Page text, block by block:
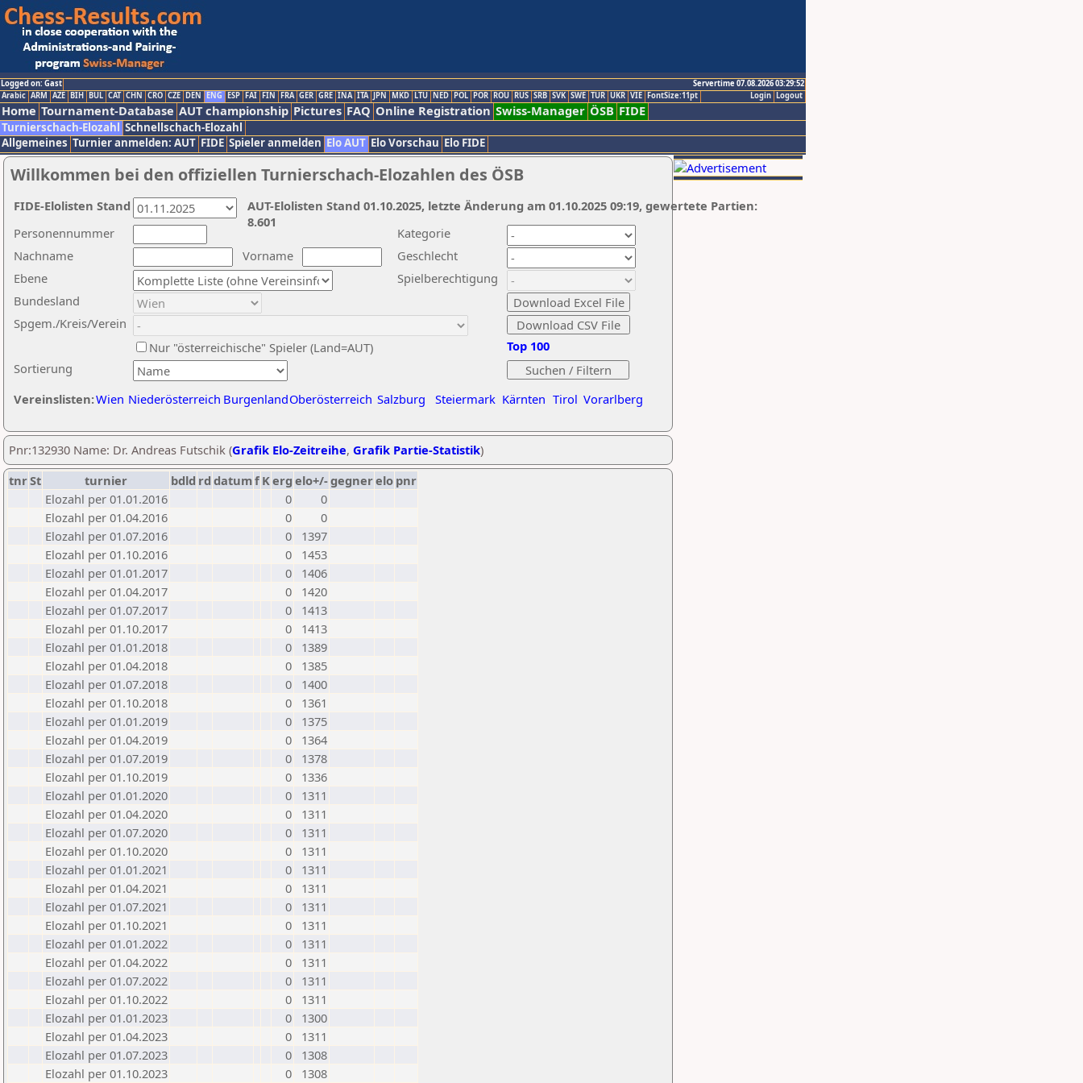
Logged on: Gast
Servertime 07.08.2026 03:29:52
Logout
Login
Arabic ARM AZE BIH BUL CAT CHN CRO CZE DEN ENG ESP FAI FIN FRA GER GRE INA ITA JPN MKD LTU NED POL POR ROU RUS SRB SVK SWE TUR UKR VIE FontSize:11pt
Home Tournament-Database AUT championship Pictures FAQ Online Registration Swiss-Manager ÖSB FIDE
Turnierschach-Elozahl Schnellschach-Elozahl
Allgemeines Turnier anmelden: AUT FIDE Spieler anmelden Elo AUT Elo Vorschau Elo FIDE
Willkommen bei den offiziellen Turnierschach-Elozahlen des ÖSB
Nachname
Vorname
Ebene
Kategorie
Sortierung
Personennummer
Bundesland
Spgem./Kreis/Verein
Geschlecht
Nur "österreichische" Spieler (Land=AUT)
Spielberechtigung
Vereinslisten:Wien Niederösterreich BurgenlandOberösterreich Salzburg Steiermark Kärnten Tirol Vorarlberg
Top 100
AUT-Elolisten Stand 01.10.2025, letzte Änderung am 01.10.2025 09:19, gewertete Partien:
8.601
FIDE-Elolisten Stand
Pnr:132930 Name: Dr. Andreas Futschik (Grafik Elo-Zeitreihe, Grafik Partie-Statistik)
tnrSt turnier bdld rd datumf Kerg elo+/-gegnerelo pnr
Elozahl per 01.01.2016
0
0
Elozahl per 01.04.2016
0
0
Elozahl per 01.07.2016
0
1397
Elozahl per 01.10.2016
0
1453
Elozahl per 01.01.2017
0
1406
Elozahl per 01.04.2017
0
1420
Elozahl per 01.07.2017
0
1413
Elozahl per 01.10.2017
0
1413
Elozahl per 01.01.2018
0
1389
Elozahl per 01.04.2018
0
1385
Elozahl per 01.07.2018
0
1400
Elozahl per 01.10.2018
0
1361
Elozahl per 01.01.2019
0
1375
Elozahl per 01.04.2019
0
1364
Elozahl per 01.07.2019
0
1378
Elozahl per 01.10.2019
0
1336
Elozahl per 01.01.2020
0
1311
Elozahl per 01.04.2020
0
1311
Elozahl per 01.07.2020
0
1311
Elozahl per 01.10.2020
0
1311
Elozahl per 01.01.2021
0
1311
Elozahl per 01.04.2021
0
1311
Elozahl per 01.07.2021
0
1311
Elozahl per 01.10.2021
0
1311
Elozahl per 01.01.2022
0
1311
Elozahl per 01.04.2022
0
1311
Elozahl per 01.07.2022
0
1311
Elozahl per 01.10.2022
0
1311
Elozahl per 01.01.2023
0
1300
Elozahl per 01.04.2023
0
1311
Elozahl per 01.07.2023
0
1308
Elozahl per 01.10.2023
0 1308